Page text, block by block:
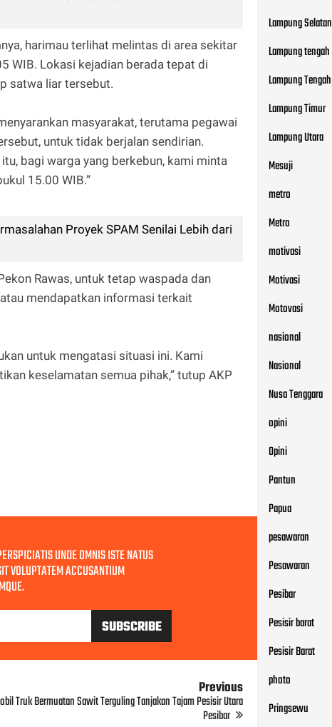
harimau terlihat melintas di area sekitar
WIB. Lokasi kejadian berada tepat di
satwa liar tersebut.
masyarakat, terutama pegawai
untuk tidak berjalan sendirian.
bagi warga yang berkebun, kami minta
15.00 WIB.”
Proyek SPAM Senilai Lebih dari
Rawas, untuk tetap waspada dan
mendapatkan informasi terkait
untuk mengatasi situasi ini. Kami
keselamatan semua pihak,” tutup AKP
UNDE OMNIS ISTE NATUS
VOLUPTATEM ACCUSANTIUM
Previous
Truk Bermuatan Sawit Terguling Tanjakan Tajam Pesisir Utara
Pesibar
Lampung Selatan
Lampung tengah
Lampung Tengah
Lampung Timur
Lampung Utara
Mesuji
metro
Metro
motivasi
Motivasi
Motovasi
nasional
Nasional
Nusa Tenggara
opini
Opini
Pantun
Papua
pesawaran
Pesawaran
Pesibar
Pesisir barat
Pesisir Barat
photo
Pringsewu